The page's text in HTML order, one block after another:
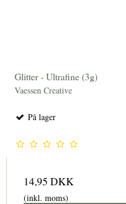
Glitter - Ultrafine (3g)
Vaessen Creative
På lager
14,95 DKK
(inkl. moms)